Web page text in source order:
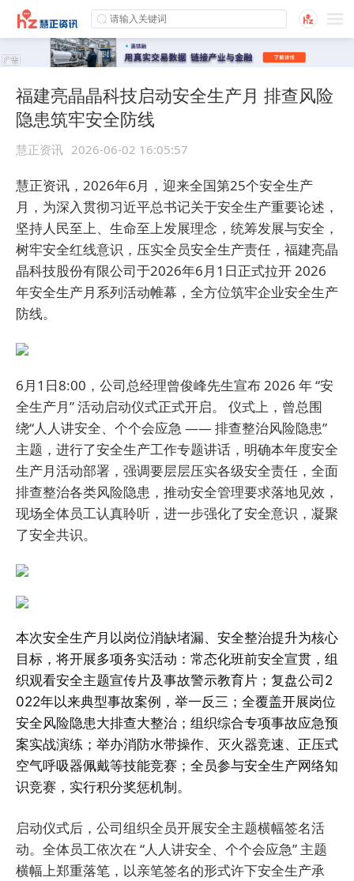
福建亮晶晶科技启动安全生产月 排查风险
隐患筑牢安全防线
慧正资讯 2026-06-02 16:05:57
慧正资讯，2026年6月，迎来全国第25个安全生产
月，为深入贯彻习近平总书记关于安全生产重要论述，
坚持人民至上、生命至上发展理念，统筹发展与安全，
树牢安全红线意识，压实全员安全生产责任，福建亮晶
晶科技股份有限公司于2026年6月1日正式拉开 2026
年安全生产月系列活动帷幕，全方位筑牢企业安全生产
防线。
6月1日8:00， 公司总经理曾俊峰先生宣布 2026 年 “安
全生产月” 活动启动仪式正式开启。
仪式上，曾总围
绕“人人讲安全、个个会应急 —— 排查整治风险隐患”
主题，进行了安全生产工作专题讲话，明确本年度安全
生产月活动部署，强调要层层压实各级安全责任，全面
排查整治各类风险隐患，推动安全管理要求落地见效，
现场全体员工认真聆听，进一步强化了安全意识，凝聚
了安全共识。
本次安全生产月以岗位消缺堵漏、安全整治提升为核心
目标，将开展多项务实活动：常态化班前安全宣贯，组
织观看安全主题宣传片及事故警示教育片；复盘公司2
022年以来典型事故案例，举一反三；全覆盖开展岗位
安全风险隐患大排查大整治；组织综合专项事故应急预
案实战演练；举办消防水带操作、灭火器竞速、正压式
空气呼吸器佩戴等技能竞赛；全员参与安全生产网络知
识竞赛，实行积分奖惩机制。
启动仪式后，公司组织全员开展安全主题横幅签名活
动。全体员工依次在 “人人讲安全、个个会应急” 主题
横幅上郑重落笔，以亲笔签名的形式许下安全生产承